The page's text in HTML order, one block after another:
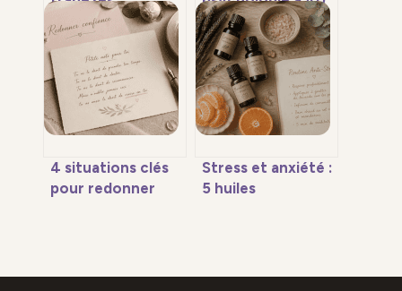
décodage
spirituel, causes
émotionnelles et
clés pour se
libérer
ans : le parcours
académique, les
financements et
les atouts de la
maturité
4 situations clés
pour redonner
Stress et anxiété :
5 huiles